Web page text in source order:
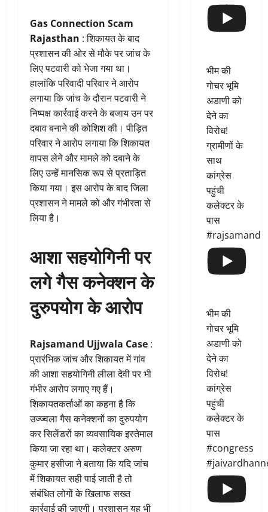
Gas Connection Scam
Rajasthan : शिकायत के बाद
प्रशासन की ओर से मौके पर जांच के
लिए पटवारी को भेजा गया था।
हालांकि परिवादी परिवार ने आरोप
लगाया कि जांच के दौरान पटवारी ने
निष्पक्ष कार्रवाई करने के बजाय उन पर
दबाव बनाने की कोशिश की। पीड़ित
परिवार ने आरोप लगाया कि शिकायत
वापस लेने और मामले को दबाने के
लिए उन्हें मानसिक रूप से प्रताड़ित
किया गया। इस आरोप के बाद जिला
प्रशासन ने मामले को और गंभीरता से
लिया है।
आशा सहयोगिनी पर
लगे गैस कनेक्शन के
दुरुपयोग के आरोप
Rajsamand Ujjwala Case :
प्रारंभिक जांच और शिकायत में गांव
की आशा सहयोगिनी लीला देवी पर भी
गंभीर आरोप लगाए गए हैं।
शिकायतकर्ताओं का कहना है कि
उज्ज्वला गैस कनेक्शनों का दुरुपयोग
कर सिलेंडरों का व्यवसायिक इस्तेमाल
किया जा रहा था। कलेक्टर अरुण
कुमार हसीजा ने बताया कि यदि जांच
में शिकायत सही पाई जाती है तो
संबंधित लोगों के खिलाफ सख्त
कार्रवाई की जाएगी। प्रशासन यह भी
भीम की
गोचर भूमि
अडाणी को
देने का
विरोध!
ग्रामीणों के
साथ
कांग्रेस
पहुंची
कलेक्टर के
पास
#rajsamand
भीम की
गोचर भूमि
अडाणी को
देने का
विरोध!
कांग्रेस
पहुंची
कलेक्टर के
पास
#congress